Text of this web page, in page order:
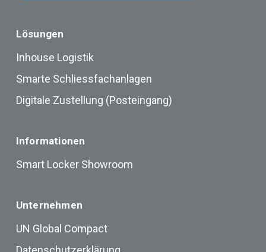
Lösungen
Inhouse Logistik
Smarte Schliessfachanlagen
Digitale Zustellung (Posteingang)
Informationen
Smart Locker Showroom
Unternehmen
UN Global Compact